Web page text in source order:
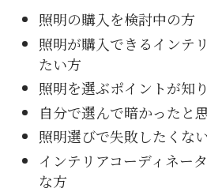
照明の購入を検討中の方
照明が購入できるインテ
たい方
照明を選ぶポイントが知
自分で選んで暗かったと
照明選びで失敗したくな
インテリアコーディネー
な方